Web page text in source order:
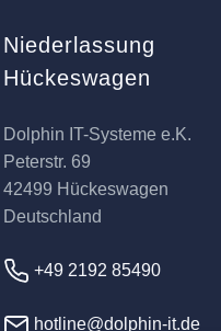
Niederlassung
Hückeswagen
Dolphin IT-Systeme e.K.
Peterstr. 69
42499 Hückeswagen
Deutschland
+49 2192 85490
hotline@dolphin-it.de